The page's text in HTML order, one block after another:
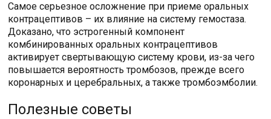
Самое серьезное осложнение при приеме оральных
контрацептивов – их влияние на систему гемостаза.
Доказано, что эстрогенный компонент
комбинированных оральных контрацептивов
активирует свертывающую систему крови, из-за чего
повышается вероятность тромбозов, прежде всего
коронарных и церебральных, а также тромбоэмболии.
Полезные советы